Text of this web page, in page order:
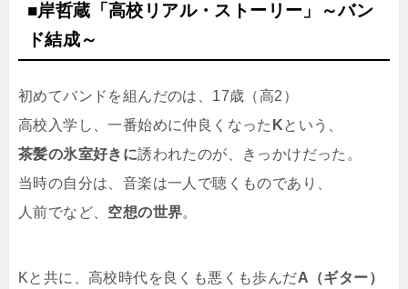
■岸哲蔵「高校リアル・ストーリー」～バン
ド結成～
初めてバンドを組んだのは、17歳（高2）
高校入学し、一番始めに仲良くなった Kという、
茶髪の氷室好きに誘われたのが、きっかけだった。
当時の自分は、音楽は一人で聴くものであり、
人前でなど、 空想の世界。
Kと共に、高校時代を良くも悪くも歩んだA（ギター）